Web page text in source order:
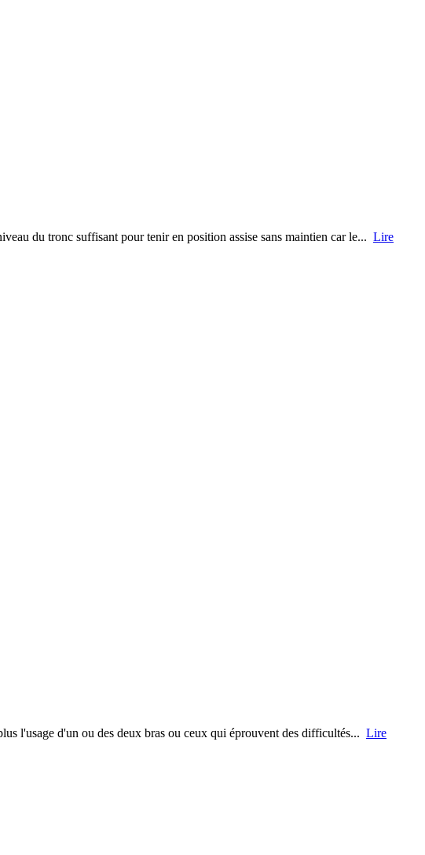
du tronc suffisant pour tenir en position assise sans maintien car le... Lire
l'usage d'un ou des deux bras ou ceux qui éprouvent des difficultés... Lire